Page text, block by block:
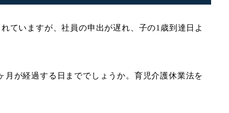
ていますが、社員の申出が遅れ、子の1歳到達日よ
が経過する日まででしょうか。育児介護休業法を